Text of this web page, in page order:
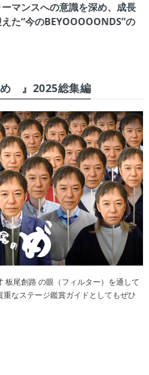
マンスへの意識を深め、成長
た“今のBEYOOOOONDS”の
め゙』2025総集編
板尾創路 の眼（フィルター）を通して
なステージ鑑賞ガイドとしてもぜひ